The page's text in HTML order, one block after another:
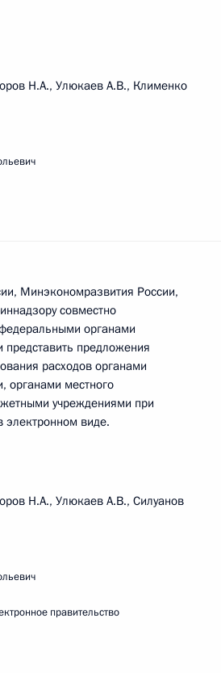
Н.А., Улюкаев А.В., Клименко
Минэкономразвития России,
совместно
органами
представить предложения
расходов органами
органами местного
учреждениями при
электронном виде.
Н.А., Улюкаев А.В., Силуанов
правительство